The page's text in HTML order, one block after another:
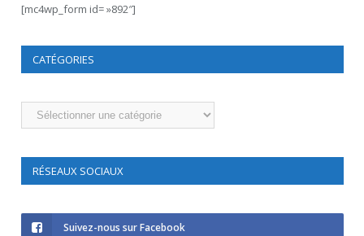
[mc4wp_form id= »892″]
CATÉGORIES
Catégories
RÉSEAUX SOCIAUX
Suivez-nous sur Facebook